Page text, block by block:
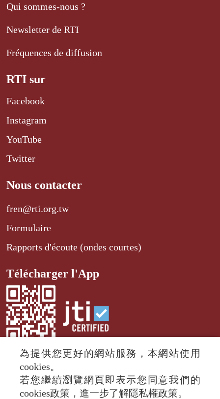
Qui sommes-nous ?
Newsletter de RTI
Fréquences de diffusion
RTI sur
Facebook
Instagram
YouTube
Twitter
Nous contacter
fren@rti.org.tw
Formulaire
Rapports d'écoute (ondes courtes)
Télécharger l'App
© 2024 RTI (Radio Taiwan International).
All rights reserved.
為提供您更好的網站服務，本網站使用
cookies。
若您繼續瀏覽網頁即表示您同意我們的
cookies政策，進一步了解隱私權政策。